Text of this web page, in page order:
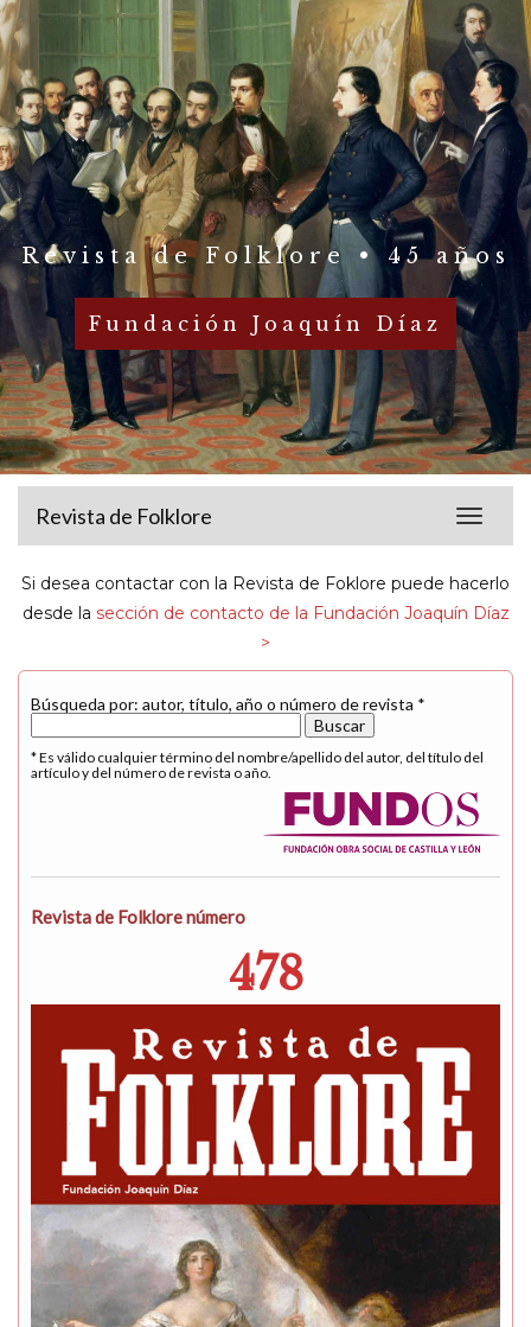
Revista de Folklore • 45 años
Fundación Joaquín Díaz
Toggle
Revista de Folklore
Si desea contactar con la Revista de Foklore puede hacerlo
desde la sección de contacto de la Fundación Joaquín Díaz
>
Búsqueda por: autor, título, año o número de revista *
* Es válido cualquier término del nombre/apellido del autor, del título del
artículo y del número de revista o año.
Revista de Folklore número
478